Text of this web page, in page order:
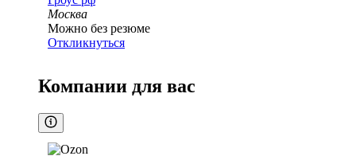
Москва
Можно без резюме
Откликнуться
Компании для вас